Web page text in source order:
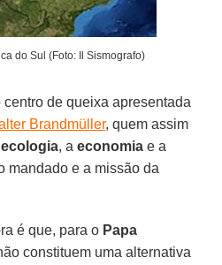
do Sul (Foto: Il Sismografo)
centro de queixa apresentada
Brandmüller, quem assim
ecologia, aeconomia e a
mandado e a missão da
é que, para o Papa
constituem uma alternativa